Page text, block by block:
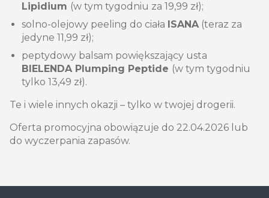
Lipidium (w tym tygodniu za 19,99 zł);
solno-olejowy peeling do ciała ISANA(teraz za
jedyne 11,99 zł);
peptydowy balsam powiększający usta
BIELENDA Plumping Peptide (w tym tygodniu
tylko 13,49 zł).
Te i wiele innych okazji – tylko w twojej drogerii.
Oferta promocyjna obowiązuje do 22.04.2026 lub
do wyczerpania zapasów.